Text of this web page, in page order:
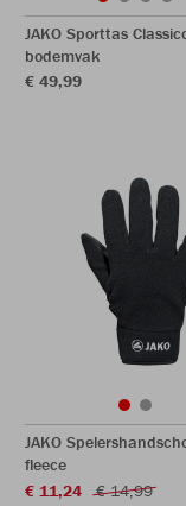
JAKO Sporttas
bodemvak
€ 49,99
JAKO
fleece
€ 11,24
€ 14,99